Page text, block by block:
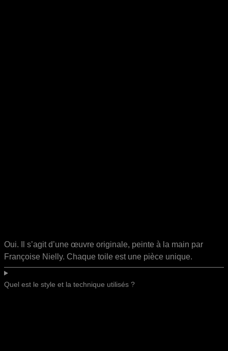
Oui. Il s’agit d’une œuvre originale, peinte à la main par
Françoise Nielly. Chaque toile est une pièce unique.
Quel est le style et la technique utilisés ?